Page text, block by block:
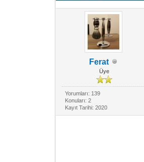
Ferat
Üye
Yorumları: 139
Konuları: 2
Kayıt Tarihi: 2020